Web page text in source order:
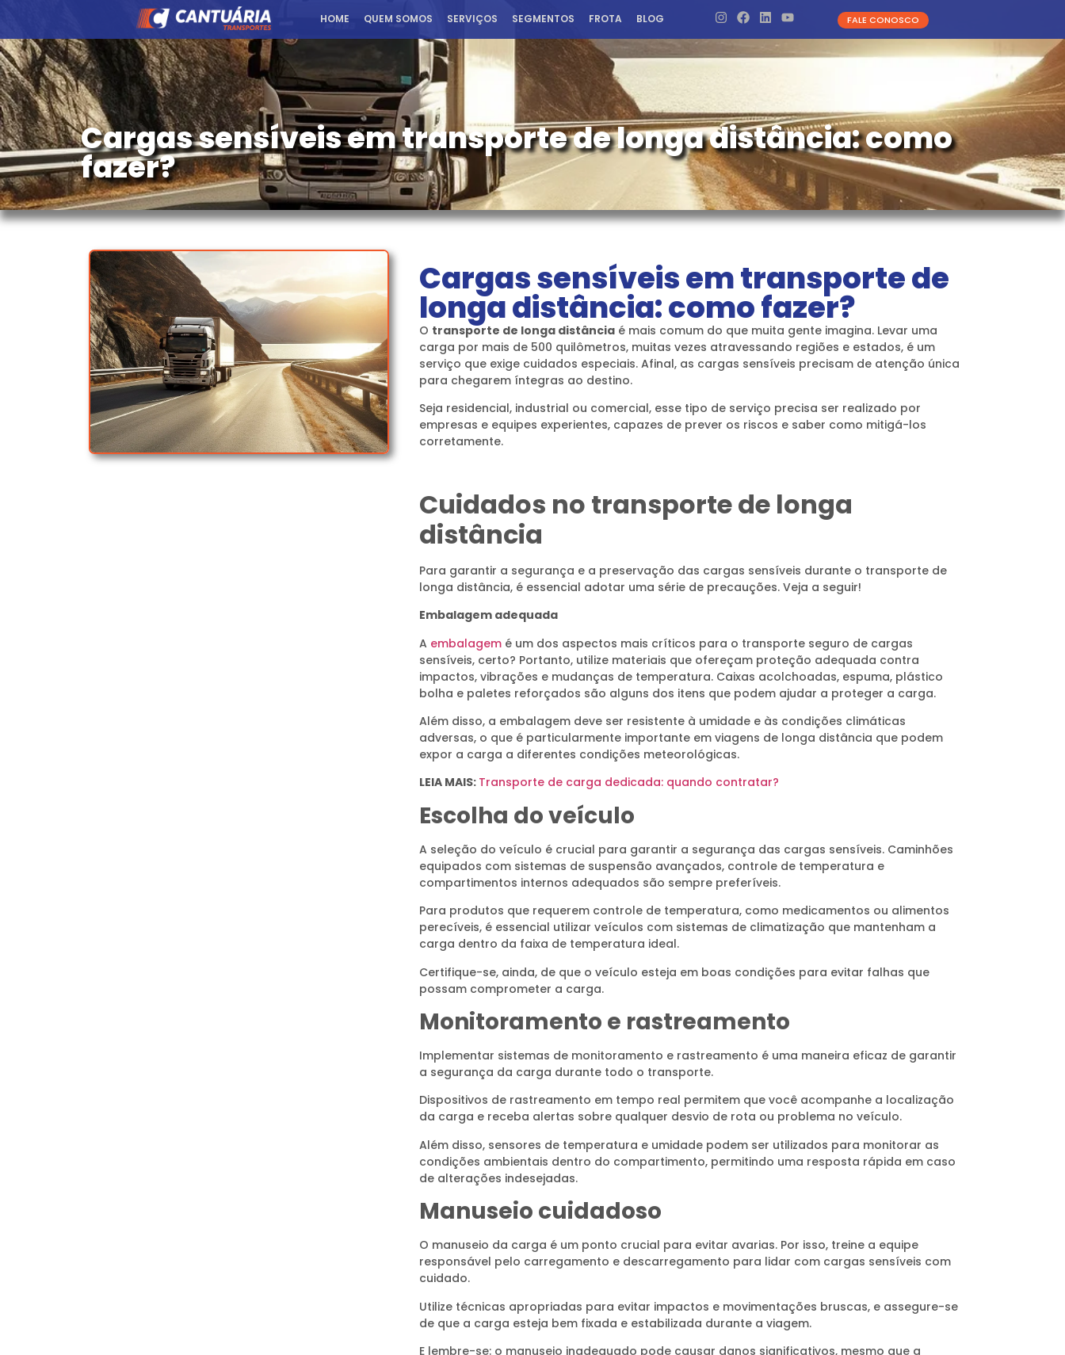
HOME QUEM SOMOS SERVIÇOS SEGMENTOS FROTA BLOG FALE CONOSCO
Cargas sensíveis em transporte de longa distância: como
fazer?
Cargas sensíveis em transporte de
longa distância: como fazer?
O transporte de longa distância é mais comum do que muita gente imagina. Levar uma
carga por mais de 500 quilômetros, muitas vezes atravessando regiões e estados, é um
serviço que exige cuidados especiais. Afinal, as cargas sensíveis precisam de atenção única
para chegarem íntegras ao destino.
Seja residencial, industrial ou comercial, esse tipo de serviço precisa ser realizado por
empresas e equipes experientes, capazes de prever os riscos e saber como mitigá-los
corretamente.
Cuidados no transporte de longa
distância
Para garantir a segurança e a preservação das cargas sensíveis durante o transporte de
longa distância, é essencial adotar uma série de precauções. Veja a seguir!
Embalagem adequada
A embalagem é um dos aspectos mais críticos para o transporte seguro de cargas
sensíveis, certo? Portanto, utilize materiais que ofereçam proteção adequada contra
impactos, vibrações e mudanças de temperatura. Caixas acolchoadas, espuma, plástico
bolha e paletes reforçados são alguns dos itens que podem ajudar a proteger a carga.
Além disso, a embalagem deve ser resistente à umidade e às condições climáticas
adversas, o que é particularmente importante em viagens de longa distância que podem
expor a carga a diferentes condições meteorológicas.
LEIA MAIS: Transporte de carga dedicada: quando contratar?
Escolha do veículo
A seleção do veículo é crucial para garantir a segurança das cargas sensíveis. Caminhões
equipados com sistemas de suspensão avançados, controle de temperatura e
compartimentos internos adequados são sempre preferíveis.
Para produtos que requerem controle de temperatura, como medicamentos ou alimentos
perecíveis, é essencial utilizar veículos com sistemas de climatização que mantenham a
carga dentro da faixa de temperatura ideal.
Certifique-se, ainda, de que o veículo esteja em boas condições para evitar falhas que
possam comprometer a carga.
Monitoramento e rastreamento
Implementar sistemas de monitoramento e rastreamento é uma maneira eficaz de garantir
a segurança da carga durante todo o transporte.
Dispositivos de rastreamento em tempo real permitem que você acompanhe a localização
da carga e receba alertas sobre qualquer desvio de rota ou problema no veículo.
Além disso, sensores de temperatura e umidade podem ser utilizados para monitorar as
condições ambientais dentro do compartimento, permitindo uma resposta rápida em caso
de alterações indesejadas.
Manuseio cuidadoso
O manuseio da carga é um ponto crucial para evitar avarias. Por isso, treine a equipe
responsável pelo carregamento e descarregamento para lidar com cargas sensíveis com
cuidado.
Utilize técnicas apropriadas para evitar impactos e movimentações bruscas, e assegure-se
de que a carga esteja bem fixada e estabilizada durante a viagem.
E lembre-se: o manuseio inadequado pode causar danos significativos, mesmo que a